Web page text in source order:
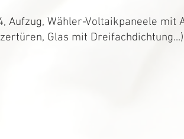
Aufzug, Wähler-Voltaikpaneele mit
Glas mit Dreifachdichtung...)